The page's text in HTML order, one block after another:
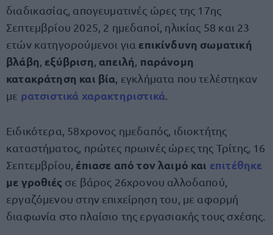
διαδικασίας, απογευματινές ώρες της 17ης
Σεπτεμβρίου 2025, 2 ημεδαποί, ηλικίας 58 και 23
ετών κατηγορούμενοι για επικίνδυνη σωματική
βλάβη εξύβριση απειλή παράνομη
κατακράτηση και βία , εγκλήματα που τελέστηκαν
με ρατσιστικά χαρακτηριστικά
Ειδικότερα, 58χρονος ημεδαπός, ιδιοκτήτης
καταστήματος, πρώτες πρωινές ώρες της Τρίτης, 16
Σεπτεμβρίου, έπιασε από τον λαιμό και επιτέθηκε
με γροθιές σε βάρος 26χρονου αλλοδαπού,
εργαζόμενου στην επιχείρηση του, με αφορμή
διαφωνία στο πλαίσιο της εργασιακής τους σχέσης.